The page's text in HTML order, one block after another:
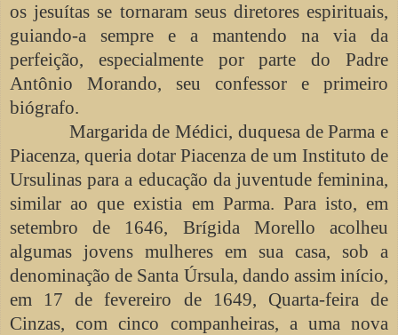
os jesuítas se tornaram seus diretores espirituais,
guiando-a sempre e a mantendo na via da
perfeição, especialmente por parte do Padre
Antônio Morando, seu confessor e primeiro
biógrafo.
Margarida de Médici, duquesa de Parma e
Piacenza, queria dotar Piacenza de um Instituto de
Ursulinas para a educação da juventude feminina,
similar ao que existia em Parma. Para isto, em
setembro de 1646, Brígida Morello acolheu
algumas jovens mulheres em sua casa, sob a
denominação de Santa Úrsula, dando assim início,
em 17 de fevereiro de 1649, Quarta-feira de
Cinzas, com cinco companheiras, a uma nova